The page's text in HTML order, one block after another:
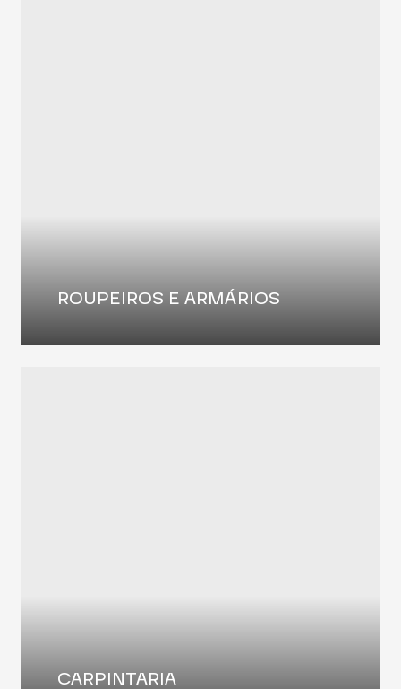
ROUPEIROS E ARMÁRIOS
CARPINTARIA